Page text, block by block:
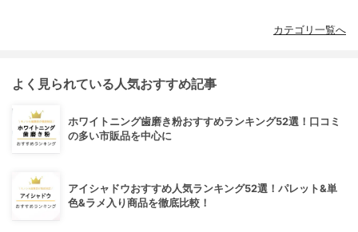
カテゴリ一覧へ
よく見られている人気おすすめ記事
ホワイトニング歯磨き粉おすすめランキング52選！口コミ
の多い市販品を中心に
アイシャドウおすすめ人気ランキング52選！パレット&単
色&ラメ入り商品を徹底比較！